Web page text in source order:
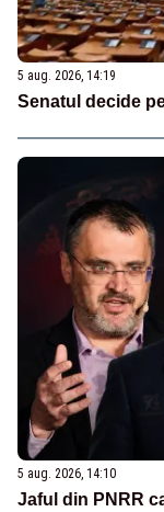
5 aug. 2026, 14:19
Senatul decide
5 aug. 2026, 14:10
Jaful din PNRR